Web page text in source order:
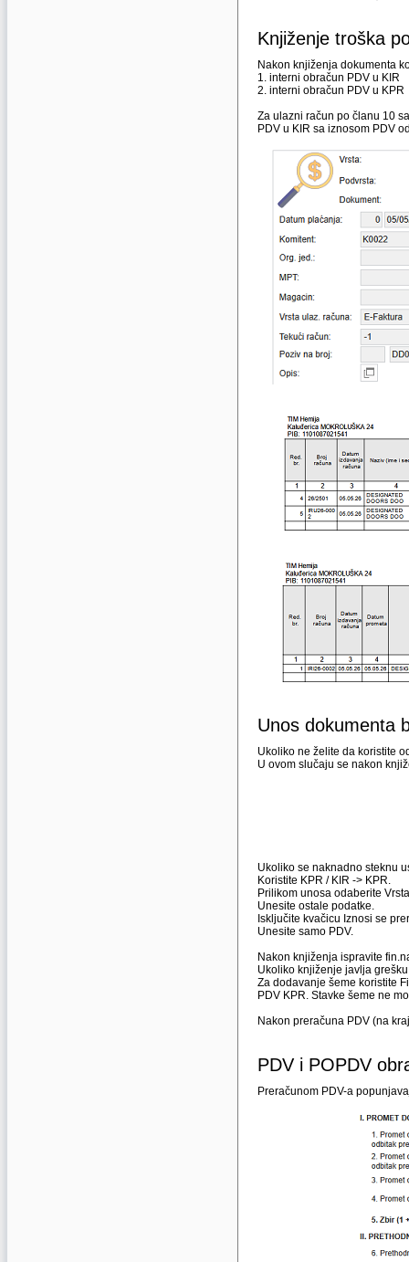
Knjiženje troška
Nakon knjiženja dokumenta
1. interni obračun PDV u KIR
2. interni obračun PDV u KPR
Za ulazni račun po članu 10
PDV u KIR sa iznosom PDV
Unos dokumenta
Ukoliko ne želite da koristite
U ovom slučaju se nakon
Ukoliko se naknadno steknu
Koristite KPR / KIR -> KPR.
Prilikom unosa odaberite
Unesite ostale podatke.
Isključite kvačicu Iznosi se
Unesite samo PDV.
Nakon knjiženja ispravite
Ukoliko knjiženje javlja
Za dodavanje šeme koristite
PDV KPR. Stavke šeme ne
Nakon preračuna PDV (na
PDV i POPDV
Preračunom PDV-a